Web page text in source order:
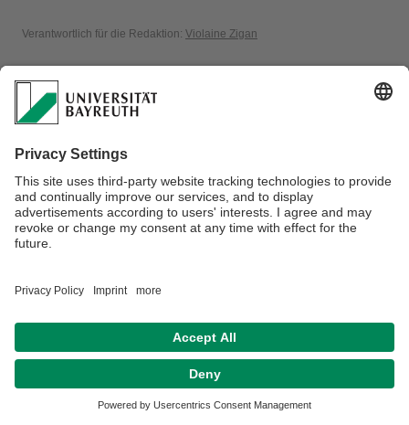
Verantwortlich für die Redaktion: Violaine Zigan
Barrierefreiheitserklärung